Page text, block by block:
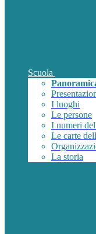
Scuola
I luoghi
Le persone
I numeri
Le carte
La storia